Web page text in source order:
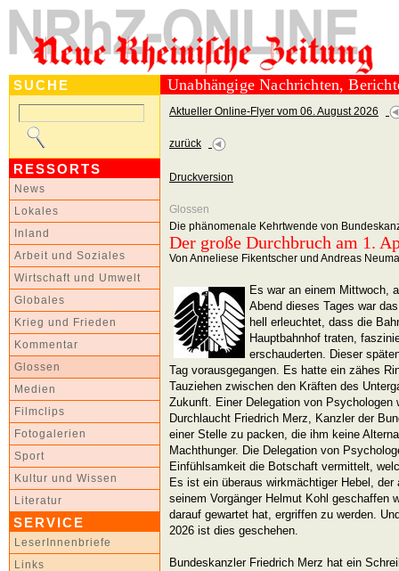
SUCHE
RESSORTS
News
Lokales
Inland
Arbeit und Soziales
Wirtschaft und Umwelt
Globales
Krieg und Frieden
Kommentar
Glossen
Medien
Filmclips
Fotogalerien
Sport
Kultur und Wissen
Literatur
SERVICE
LeserInnenbriefe
Links
Unabhängige Nachrichten,
Aktueller Online-Flyer vom 06. August 2026
zurück
Druckversion
Glossen
Die phänomenale Kehrtwende von
Der große Durchbruch am 1.
Von Anneliese Fikentscher und Andreas
Es war an einem Mittwoch,
Abend dieses Tages war
hell erleuchtet, dass die
Hauptbahnhof traten,
erschauderten. Dieser
Tag vorausgegangen. Es hatte ein zähes
Tauziehen zwischen den Kräften des
Zukunft. Einer Delegation von Psychologen
Durchlaucht Friedrich Merz, Kanzler der
einer Stelle zu packen, die ihm keine
Machthunger. Die Delegation von
Einfühlsamkeit die Botschaft vermittelt,
Es ist ein überaus wirkmächtiger Hebel,
seinem Vorgänger Helmut Kohl geschaffen
darauf gewartet hat, ergriffen zu werden.
2026 ist dies geschehen.
Bundeskanzler Friedrich Merz hat ein